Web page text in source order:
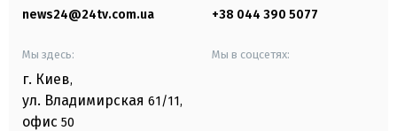
news24@24tv.com.ua +38 044 390 5077
Мы здесь:
г. Киев,
ул. Владимирская 61/11,
офис 50
Мы в соцсетях: